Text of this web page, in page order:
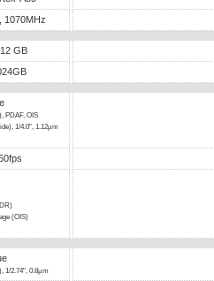
1070MHz
GB
PDAF, OIS
1/4.0", 1.12µm
(OIS)
1/2.74", 0.8µm